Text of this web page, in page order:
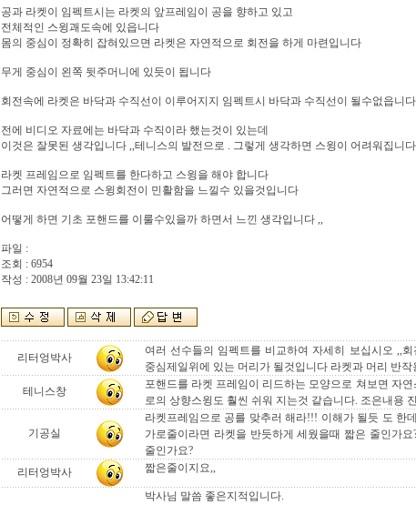
공과 라켓이 임펙트시는 라켓의 앞프레임이 공을 향하고 있고
전체적인 스윙괘도속에 있읍니다
몸의 중심이 정확히 잡혀있으면 라켓은 자연적으로 회전을 하게 마련입니다
무게 중심이 왼쪽 뒷주머니에 있듯이 됩니다
회전속에 라켓은 바닥과 수직선이 이루어지지 임펙트시 바닥과 수직선이 될수없읍니다
전에 비디오 자료에는 바닥과 수직이라 했는것이 있는데
이것은 잘못된 생각입니다 ,,테니스의 발전으로 . 그렇게 생각하면 스윙이 어려워집니
라켓 프레임으로 임펙트를 한다하고 스윙을 해야 합니다
그러면 자연적으로 스윙회전이 민활함을 느낄수 있을것입니다
어떻게 하면 기초 포핸드를 이룰수있을까 하면서 느낀 생각입니다 ,,
파일 :
조회 : 6954
작성 : 2008년 09월 23일 13:42:11
리터엉박사
여러 선수들의 임펙트를 비교하여 자세히 보십시오 ,,
중심제일위에 있는 머리가 될것입니다 라켓과 머리 반
테니스창
포핸드를 라켓 프레임이 리드하는 모양으로 쳐보면 자
로의 상향스윙도 훨씬 쉬워 지는것 같습니다. 조은내용
기공실
라켓프레임으로 공를 맞추러 해라!!! 이해가 될듯 도 한
가로줄이라면 라켓을 반듯하게 세웠을때 짧은 줄인가
줄인가요?
리터엉박사 짧은줄이지요,,
박사님 말씀 좋은지적입니다.